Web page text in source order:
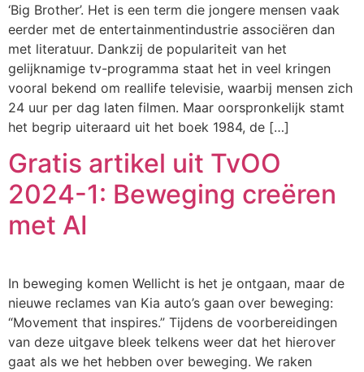
‘Big Brother’. Het is een term die jongere mensen vaak
eerder met de entertainmentindustrie associëren dan
met literatuur. Dankzij de populariteit van het
gelijknamige tv-programma staat het in veel kringen
vooral bekend om reallife televisie, waarbij mensen zich
24 uur per dag laten filmen. Maar oorspronkelijk stamt
het begrip uiteraard uit het boek 1984, de […]
Gratis artikel uit TvOO
2024-1: Beweging creëren
met AI
In beweging komen Wellicht is het je ontgaan, maar de
nieuwe reclames van Kia auto’s gaan over beweging:
“Movement that inspires.” Tijdens de voorbereidingen
van deze uitgave bleek telkens weer dat het hierover
gaat als we het hebben over beweging. We raken